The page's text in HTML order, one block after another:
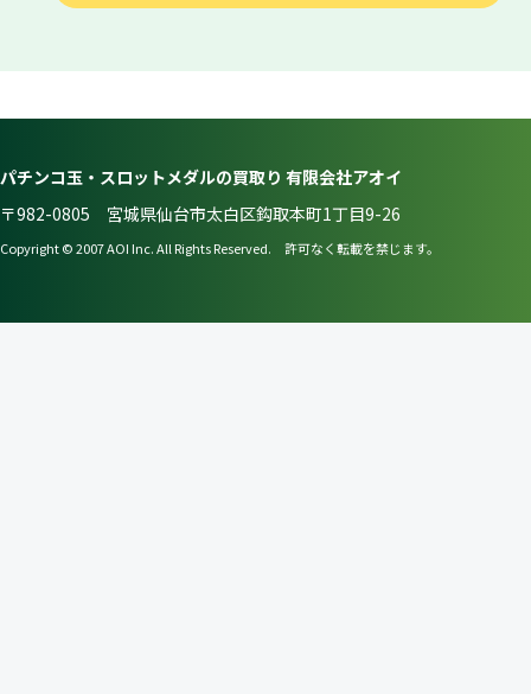
パチンコ玉・スロットメダルの買取り 有限会社アオイ
〒982-0805 宮城県仙台市太白区鈎取本町1丁目9-26
Copyright © 2007 AOI Inc. All Rights Reserved. 許可なく転載を禁じます。